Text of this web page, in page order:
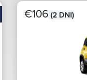
€106 (2 DNI)